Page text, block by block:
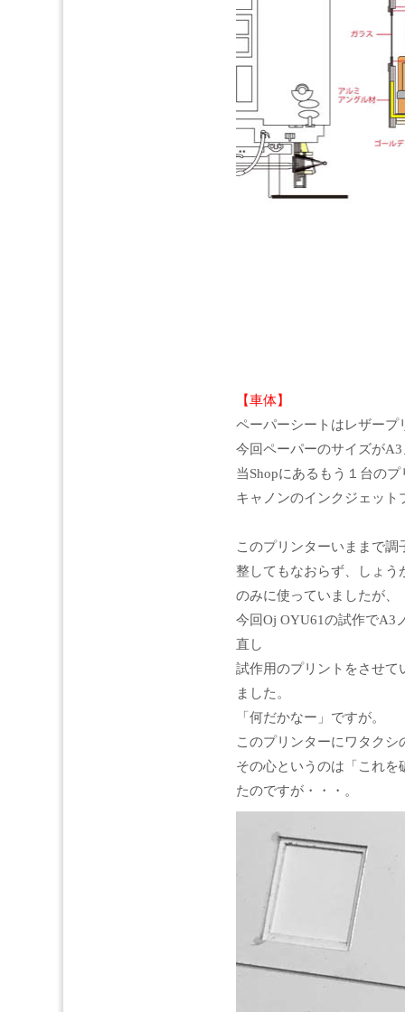
【車体】
ペーパーシートはレザープ
今回ペーパーのサイズが
当Shopにあるもう１台の
キャノンのインクジェッ
このプリンターいままで
整してもなおらず、しょう
のみに使っていましたが、
今回Oj OYU61の試作でA3
直し
試作用のプリントをさせて
ました。
「何だかなー」ですが。
このプリンターにワタク
その心というのは「これ
たのですが・・・。